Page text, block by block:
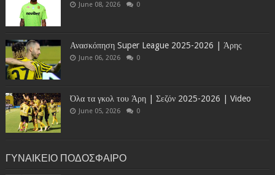
June 08, 2026 0
Ανασκόπηση Super League 2025-2026 | Άρης
June 06, 2026 0
Όλα τα γκολ του Άρη | Σεζόν 2025-2026 | Video
June 05, 2026 0
ΓΥΝΑΙΚΕΙΟ ΠΟΔΟΣΦΑΙΡΟ